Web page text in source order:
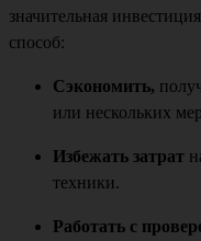
значительная
способ:
Сэкономить,
или нескольких
Избежать затрат
техники.
Работать с